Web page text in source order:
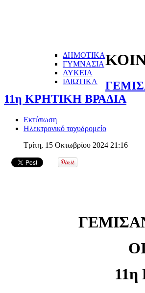
ΔΗΜΟΤΙΚΑ
ΓΥΜΝΑΣΙΑ
ΛΥΚΕΙΑ
ΙΔΙΩΤΙΚΑ
11η ΚΡΗΤΙΚΗ ΒΡΑΔΙΑ
Εκτύπωση
Ηλεκτρονικό ταχυδρομείο
Τρίτη, 15 Οκτωβρίου 2024 21:16